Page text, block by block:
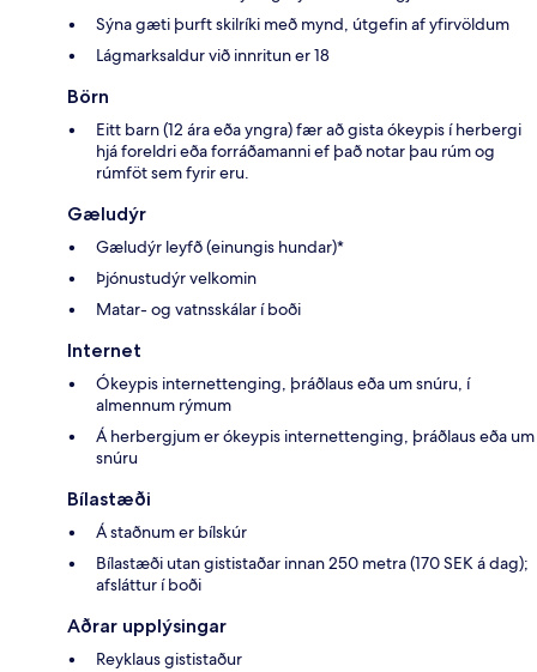
Sýna gæti þurft skilríki með mynd, útgefin af yfirvöldum
Lágmarksaldur við innritun er 18
Börn
Eitt barn (12 ára eða yngra) fær að gista ókeypis í herbergi
hjá foreldri eða forráðamanni ef það notar þau rúm og
rúmföt sem fyrir eru.
Gæludýr
Gæludýr leyfð (einungis hundar)*
Þjónustudýr velkomin
Matar- og vatnsskálar í boði
Internet
Ókeypis internettenging, þráðlaus eða um snúru, í
almennum rýmum
Á herbergjum er ókeypis internettenging, þráðlaus eða um
snúru
Bílastæði
Á staðnum er bílskúr
Bílastæði utan gististaðar innan 250 metra (170 SEK á dag);
afsláttur í boði
Aðrar upplýsingar
Reyklaus gististaður